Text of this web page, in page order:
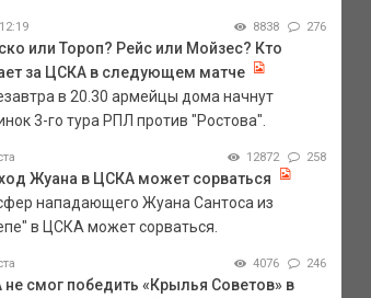
8838 276
или Тороп? Рейс или Мойзес? Кто
за ЦСКА в следующем матче
в 20.30 армейцы дома начнут
3-го тура РПЛ против "Ростова".
12872 258
Жуана в ЦСКА может сорваться
нападающего Жуана Сантоса из
в ЦСКА может сорваться.
4076 246
смог победить «Крылья Советов» в